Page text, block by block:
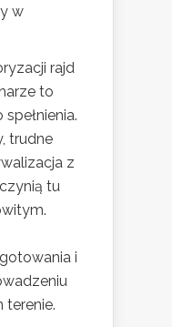
w
rajd
to
trudne
z
tu
i